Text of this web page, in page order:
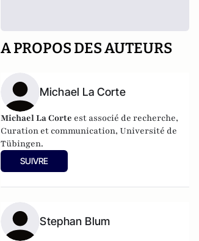
A PROPOS DES AUTEURS
Michael La Corte
Michael La Corte est associé de recherche,
Curation et communication, Université de
Tübingen.
SUIVRE
Stephan Blum